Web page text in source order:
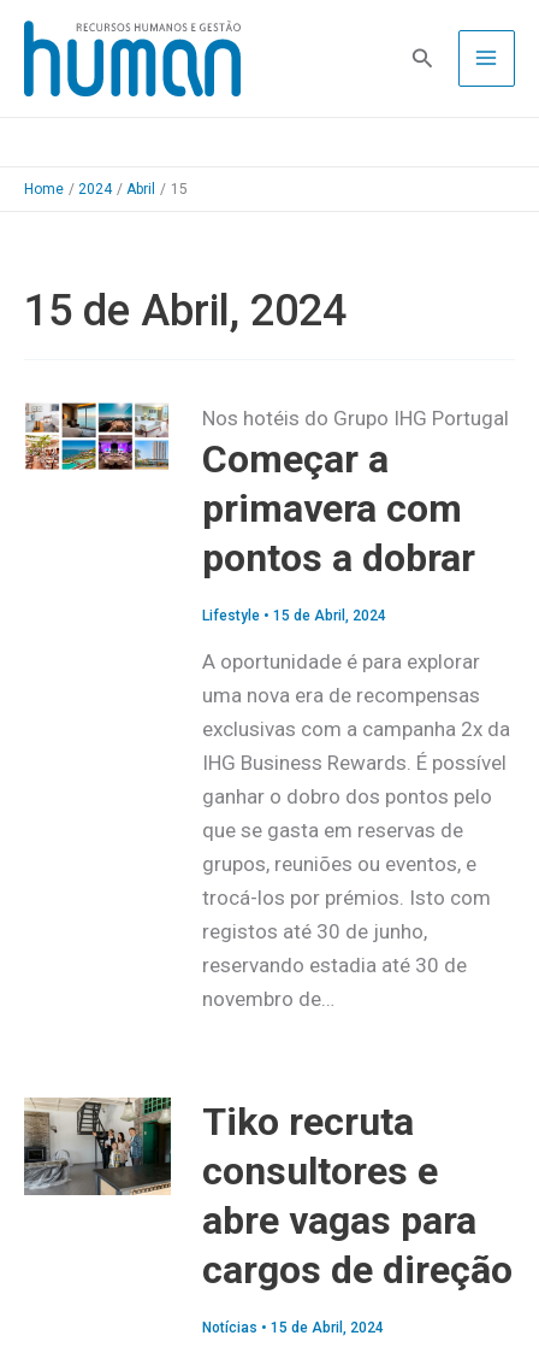
Skip
content
Pesquisa
Home 2024 Abril 15
15 de Abril, 2024
Nos hotéis do Grupo IHG Portugal
Começar a
primavera com
pontos a dobrar
Lifestyle• 15 de Abril, 2024
A oportunidade é para explorar
uma nova era de recompensas
exclusivas com a campanha 2x da
IHG Business Rewards. É possível
ganhar o dobro dos pontos pelo
que se gasta em reservas de
grupos, reuniões ou eventos, e
trocá-los por prémios. Isto com
registos até 30 de junho,
reservando estadia até 30 de
novembro de…
Tiko recruta
consultores e
abre vagas para
cargos de direção
Notícias • 15 de Abril, 2024